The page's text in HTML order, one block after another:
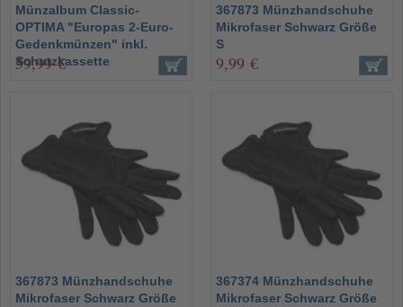
Münzalbum Classic-
OPTIMA "Europas 2-Euro-
Gedenkmünzen" inkl.
Schutzkassette
59,99 €
367873 Münzhandschuhe
Mikrofaser Schwarz Größe
S
9,99 €
367873 Münzhandschuhe
Mikrofaser Schwarz Größe
367374 Münzhandschuhe
Mikrofaser Schwarz Größe